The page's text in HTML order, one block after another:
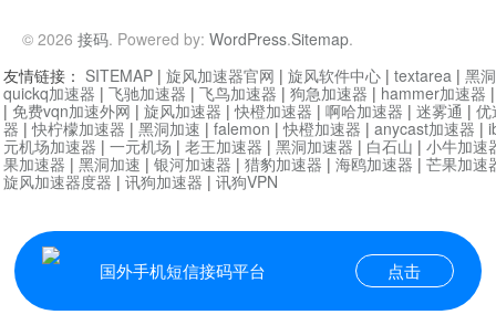
© 2026 接码. Powered by: WordPress.Sitemap.
国外手机短信接码平台 点击
友情链接： SITEMAP | 旋风加速器官网 | 旋风软件中心 | textarea | 黑
quickq加速器 | 飞驰加速器 | 飞鸟加速器 | 狗急加速器 | hammer加速器
| 免费vqn加速外网 | 旋风加速器 |快橙加速器 | 啊哈加速器 | 迷雾通 | 优
器 |快柠檬加速器 | 黑洞加速 | falemon |快橙加速器 | anycast加速器 |
元机场加速器 | 一元机场 | 老王加速器 | 黑洞加速器 | 白石山 | 小牛加速
果加速器 | 黑洞加速 | 银河加速器 | 猎豹加速器 | 海鸥加速器 | 芒果加速
旋风加速器度器 | 讯狗加速器 | 讯狗VPN